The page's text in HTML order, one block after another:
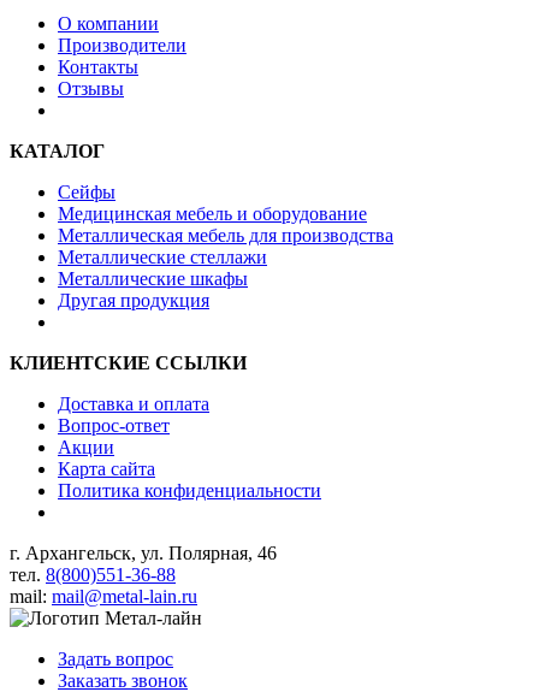
О компании
Производители
Контакты
Отзывы
КАТАЛОГ
Сейфы
Медицинская мебель и оборудование
Металлическая мебель для производства
Металлические стеллажи
Металлические шкафы
Другая продукция
КЛИЕНТСКИЕ ССЫЛКИ
Доставка и оплата
Вопрос-ответ
Акции
Карта сайта
Политика конфиденциальности
г. Архангельск, ул. Полярная, 46
тел. 8(800)551-36-88
mail: mail@metal-lain.ru
Задать вопрос
Заказать звонок